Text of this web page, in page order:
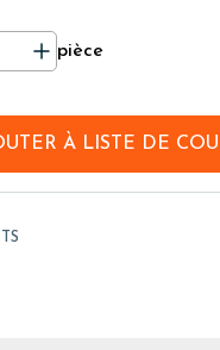
pièce
À LISTE DE